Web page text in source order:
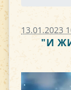
13.01.2023
"И